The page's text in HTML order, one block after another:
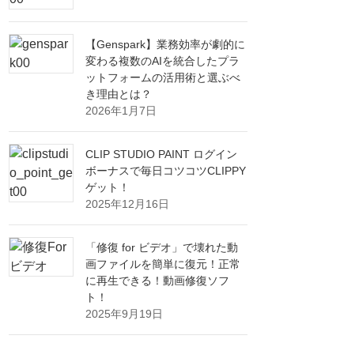
【Genspark】業務効率が劇的に
変わる複数のAIを統合したプラ
ットフォームの活用術と選ぶべ
き理由とは？
2026年1月7日
CLIP STUDIO PAINT ログイン
ボーナスで毎日コツコツCLIPPY
ゲット！
2025年12月16日
「修復 for ビデオ」で壊れた動
画ファイルを簡単に復元！正常
に再生できる！動画修復ソフ
ト！
2025年9月19日